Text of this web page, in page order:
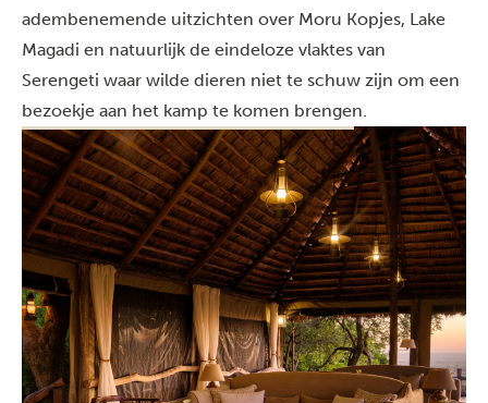
adembenemende uitzichten over Moru Kopjes, Lake
Magadi en natuurlijk de eindeloze vlaktes van
Serengeti waar wilde dieren niet te schuw zijn om een
bezoekje aan het kamp te komen brengen.